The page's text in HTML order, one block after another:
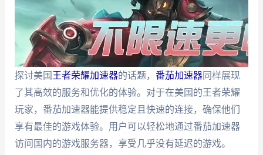
探讨美国王者荣耀加速器的话题， 番茄加速器同样展现
了其高效的服务和优化的体验。对于在美国的王者荣耀
玩家，番茄加速器能提供稳定且快速的连接，确保他们
享有最佳的游戏体验。用户可以轻松地通过番茄加速器
访问国内的游戏服务器，享受几乎没有延迟的游戏。